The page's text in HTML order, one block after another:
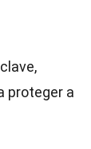
proteger a